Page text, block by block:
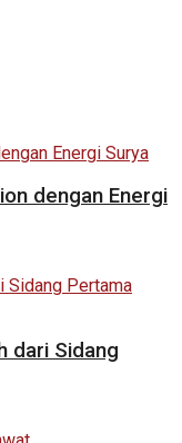
dengan Energi
dari Sidang